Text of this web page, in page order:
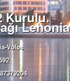
Kurulu.
Lehonia
Volos